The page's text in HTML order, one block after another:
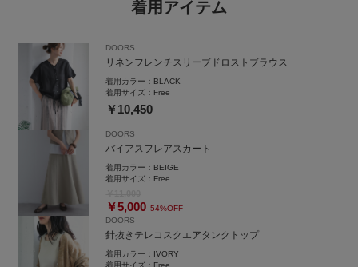
着用アイテム
DOORS
リネンフレンチスリーブドロストブラウス
着用カラー： BLACK
着用サイズ： Free
￥10,450
DOORS
バイアスフレアスカート
着用カラー： BEIGE
着用サイズ： Free
￥5,000 54%OFF
DOORS
針抜きテレコスクエアタンクトップ
着用カラー： IVORY
着用サイズ： Free